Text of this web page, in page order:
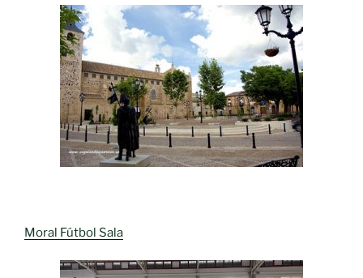
Moral Fútbol Sala